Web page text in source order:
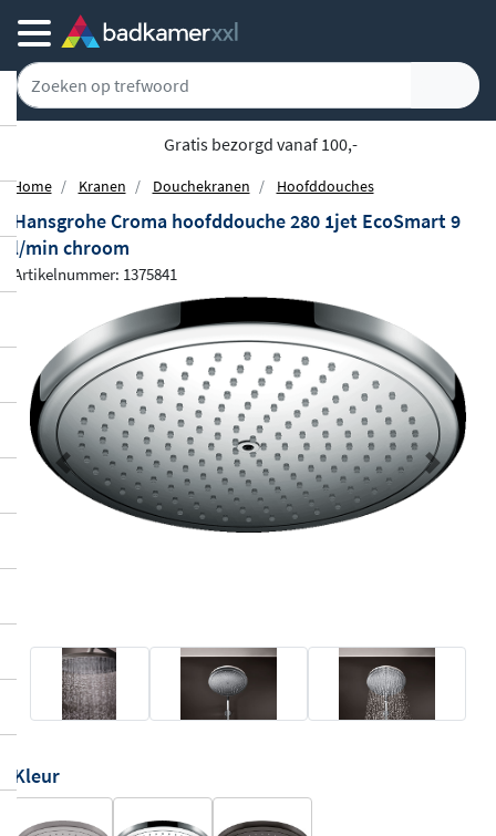
Gratis bezorgd vanaf 100,-
Home Kranen Douchekranen Hoofddouches
Hansgrohe Croma hoofddouche 280 1jet EcoSmart 9
l/min chroom
Artikelnummer: 1375841
Previous Next
Kleur